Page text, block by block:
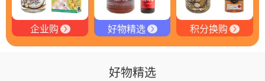
企业购 好物精选 积分换购
好物精选